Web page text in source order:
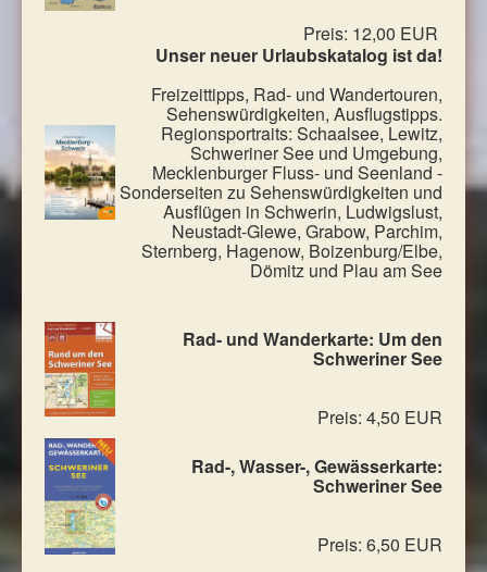
Preis: 12,00 EUR
Unser neuer Urlaubskatalog ist da!
Freizeittipps, Rad- und Wandertouren,
Sehenswürdigkeiten, Ausflugstipps.
Regionsportraits: Schaalsee, Lewitz,
Schweriner See und Umgebung,
Mecklenburger Fluss- und Seenland -
Sonderseiten zu Sehenswürdigkeiten und
Ausflügen in Schwerin, Ludwigslust,
Neustadt-Glewe, Grabow, Parchim,
Sternberg, Hagenow, Boizenburg/Elbe,
Dömitz und Plau am See
Rad- und Wanderkarte: Um den
Schweriner See
Preis: 4,50 EUR
Rad-, Wasser-, Gewässerkarte:
Schweriner See
Preis: 6,50 EUR